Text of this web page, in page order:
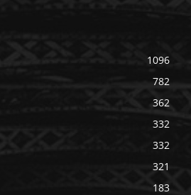
1096
782
362
332
332
321
183